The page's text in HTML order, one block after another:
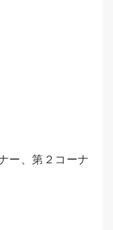
ー、第２コーナ